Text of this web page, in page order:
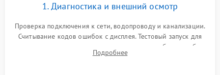
1. Диагностика и внешний осмотр
Проверка подключения к сети, водопроводу и канализации.
Считывание кодов ошибок с дисплея. Тестовый запуск для
выявления посторонних шумов, протечек или сбоев в работе
электронного модуля управления.
Подробнее